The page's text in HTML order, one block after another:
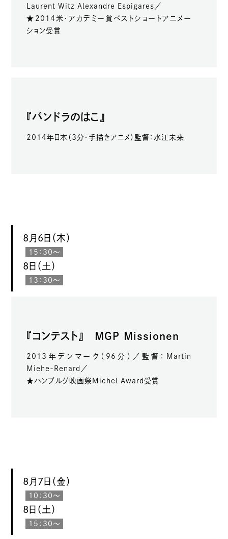
Laurent Witz Alexandre Espigares／
★2014米・アカデミー賞ベストショートアニメー
ション受賞
『パンドラのはこ』
2014年日本（3分・手描きアニメ）監督：水江未来
8月6日（木）
15：30～
8日（土）
13：30～
『コンテスト』 MGP Missionen
2013年デンマーク（96分）／監督：Martin
Miehe-Renard／
★ハンブルグ映画祭Michel Award受賞
8月7日（金）
10：30～
8日（土）
15：30～